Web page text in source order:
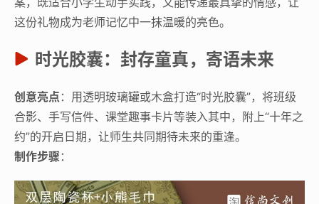
这份礼物成为老师记忆中一抹温暖的亮色。
时光胶囊：封存童真，寄语未来
创意亮点 ：用透明玻璃罐或木盒打造“时光胶囊”，将班级
合影、手写信件、课堂趣事卡片等装入其中，附上“十年之
约”的开启日期，让师生共同期待未来的重逢。
制作步骤 ：